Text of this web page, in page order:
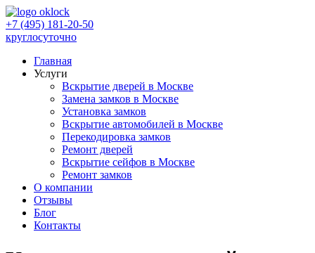
+7 (495) 181-20-50
круглосуточно
Главная
Услуги
Вскрытие дверей в Москве
Замена замков в Москве
Установка замков
Вскрытие автомобилей в Москве
Перекодировка замков
Ремонт дверей
Вскрытие сейфов в Москве
Ремонт замков
О компании
Отзывы
Блог
Контакты